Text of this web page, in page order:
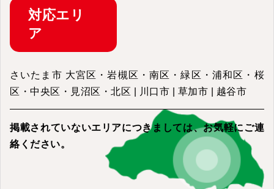
対応エリ
ア
さいたま市 大宮区・岩槻区・南区・緑区・浦和区・桜
区・中央区・見沼区・北区 | 川口市 | 草加市 | 越谷市
掲載されていないエリアにつきましては、お気軽にご連
絡ください。